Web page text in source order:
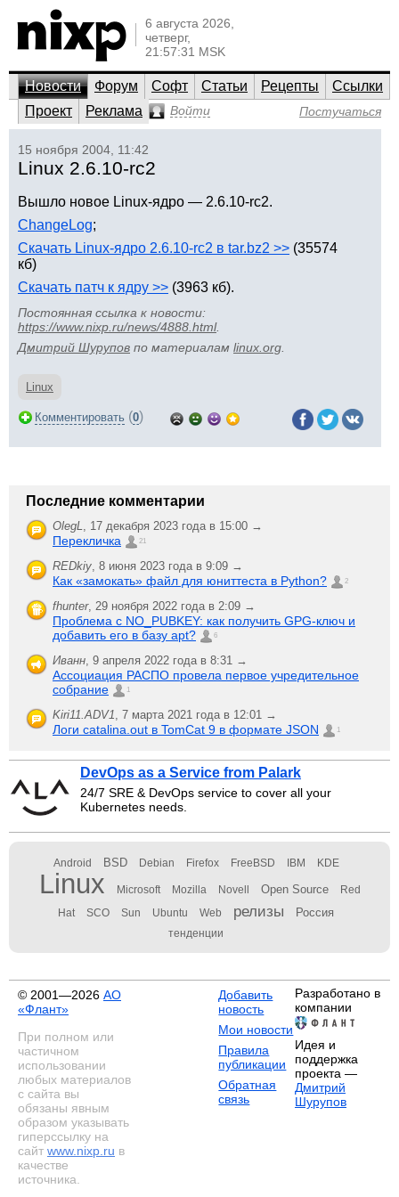
6 августа 2026,
четверг,
21:57:31 MSK
Новости Форум Софт Статьи Рецепты
Ссылки
Проект
Реклама Войти Постучаться
15 ноября 2004, 11:42
Linux 2.6.10-rc2
Вышло новое Linux-ядро — 2.6.10-rc2.
ChangeLog;
Скачать Linux-ядро 2.6.10-rc2 в tar.bz2 >> (35574
кб)
Скачать патч к ядру >> (3963 кб).
Постоянная ссылка к новости:
https://www.nixp.ru/news/4888.html.
Дмитрий Шурупов по материалам linux.org
Linux
Комментировать (0)
Последние комментарии
OlegL, 17 декабря 2023 года в 15:00 →
Перекличка 21
REDkiy, 8 июня 2023 года в 9:09 →
Как «замокать» файл для юниттеста в Python? 2
fhunter, 29 ноября 2022 года в 2:09 →
Проблема с NO_PUBKEY: как получить GPG-ключ и
добавить его в базу apt?
6
Иванн, 9 апреля 2022 года в 8:31 →
Ассоциация РАСПО провела первое учредительное
собрание
1
Kiri11.ADV1, 7 марта 2021 года в 12:01 →
Логи catalina.out в TomCat 9 в формате JSON 1
DevOps as a Service from Palark
24/7 SRE & DevOps service to cover all your
Kubernetes needs.
Android BSD Debian Firefox FreeBSD IBM KDE
Linux Microsoft Mozilla Novell Open Source Red
Hat SCO Sun Ubuntu Web релизы Россия
тенденции
© 2001—2026 АО
«Флант»
При полном или
частичном
использовании
любых материалов
с сайта вы
обязаны явным
образом указывать
гиперссылку на
сайт www.nixp.ru в
качестве
источника.
Добавить
новость
Мои новости
Правила
публикации
Обратная
связь
Разработано в
компании
Идея и
поддержка
проекта —
Дмитрий
Шурупов